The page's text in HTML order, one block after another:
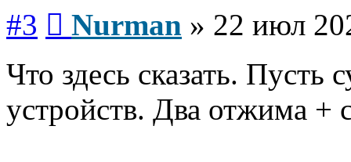
#3 Nurman » 22 июл
Что здесь сказать.
устройств. Два отжима +